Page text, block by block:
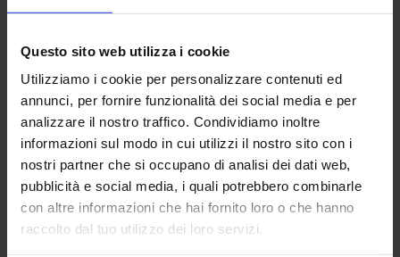
Questo sito web utilizza i cookie
Utilizziamo i cookie per personalizzare contenuti ed
annunci, per fornire funzionalità dei social media e per
analizzare il nostro traffico. Condividiamo inoltre
informazioni sul modo in cui utilizzi il nostro sito con i
nostri partner che si occupano di analisi dei dati web,
pubblicità e social media, i quali potrebbero combinarle
con altre informazioni che hai fornito loro o che hanno
raccolto dal tuo utilizzo dei loro servizi.
plusvalenza, parziale o totale sull’investimento iniziale,
In Italia, mediamente unAngel finanziaunastartup
circa 10 anni , contribuendo con un minimo di5/10 mila
euro fino ad un massimo di 200-500 mila euro
Si tratta di una figura fondamentale per lestartup,
soprattutto in faseearly stage , quando hanno più
bisogno di essere guidati da un esperto fidato.